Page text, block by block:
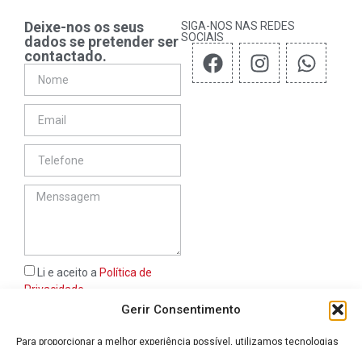
Gerir Consentimento
Para proporcionar a melhor experiência possível, utilizamos tecnologias
Deixe-nos os seus
dados se pretender ser
contactado.
Li e aceito a Política de
Privacidade
SIGA-NOS NAS REDES
SOCIAIS